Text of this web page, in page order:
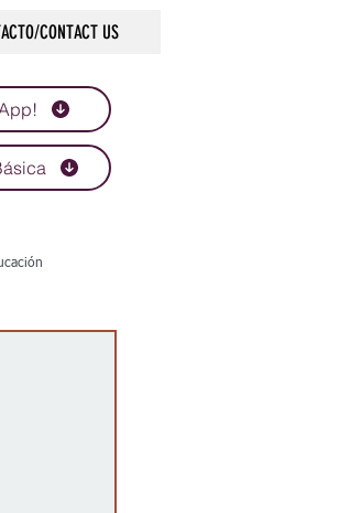
CONTACT US